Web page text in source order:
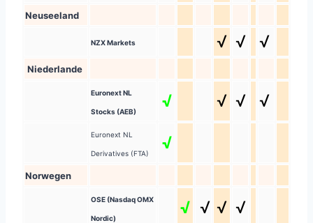
Neuseeland
NZX Markets √ √ √
Niederlande
Euronext NL
Stocks (AEB)
√ √ √ √
Euronext NL
Derivatives (FTA)
√
Norwegen
OSE (Nasdaq OMX
Nordic)
√ √ √ √